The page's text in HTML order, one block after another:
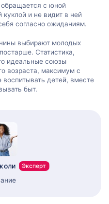
с юной
куклой и не видит в ней
согласно ожиданиям.
выбирают молодых
Статистика,
идеальные союзы
возраста, максимум с
детей, вместе
быт.
Эксперт